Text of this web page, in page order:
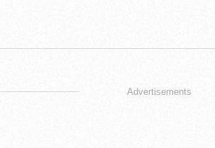
Advertisements